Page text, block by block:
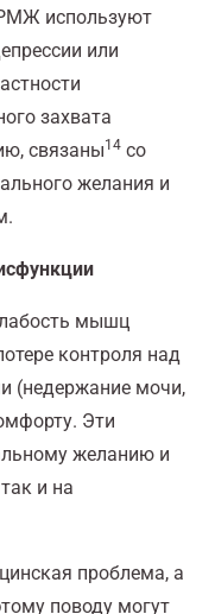
используют
или
захвата
связаны14 со
желания и
мышц
контроля над
(недержание мочи,
Эти
желанию и
и на
проблема, а
поводу могут